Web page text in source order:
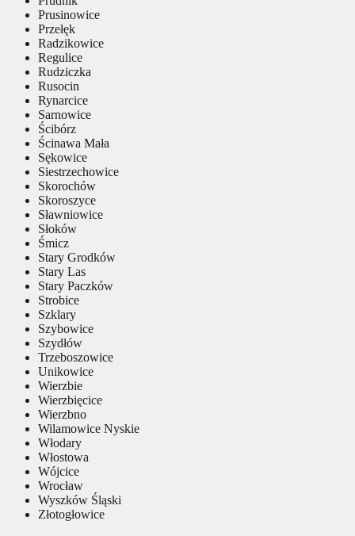
Prusinowice
Przełęk
Radzikowice
Regulice
Rudziczka
Rusocin
Rynarcice
Sarnowice
Ścibórz
Ścinawa Mała
Sękowice
Siestrzechowice
Skorochów
Skoroszyce
Sławniowice
Słoków
Śmicz
Stary Grodków
Stary Las
Stary Paczków
Strobice
Szklary
Szybowice
Szydłów
Trzeboszowice
Unikowice
Wierzbie
Wierzbięcice
Wierzbno
Wilamowice Nyskie
Włodary
Włostowa
Wójcice
Wrocław
Wyszków Śląski
Złotogłowice